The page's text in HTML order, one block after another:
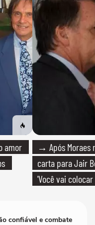
amor
→ Após Moraes
carta para Jair
'Você vai
confiável e combate